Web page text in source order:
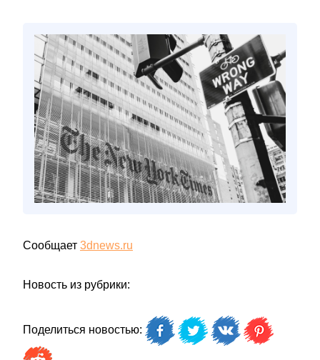
Сообщает 3dnews.ru
Новость из рубрики:
Поделиться новостью: